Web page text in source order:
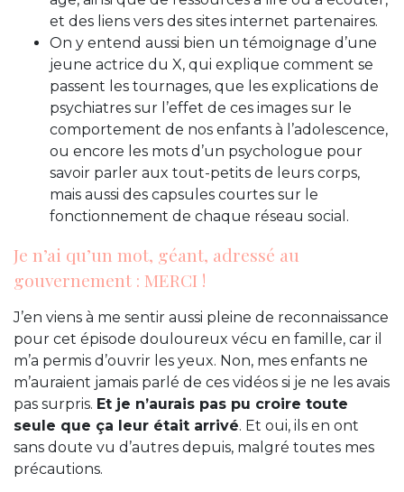
et des liens vers des sites internet partenaires.
On y entend aussi bien un témoignage d’une
jeune actrice du X, qui explique comment se
passent les tournages, que les explications de
psychiatres sur l’effet de ces images sur le
comportement de nos enfants à l’adolescence,
ou encore les mots d’un psychologue pour
savoir parler aux tout-petits de leurs corps,
mais aussi des capsules courtes sur le
fonctionnement de chaque réseau social.
Je n’ai qu’un mot, géant, adressé au
gouvernement : MERCI !
J’en viens à me sentir aussi pleine de reconnaissance
pour cet épisode douloureux vécu en famille, car il
m’a permis d’ouvrir les yeux. Non, mes enfants ne
m’auraient jamais parlé de ces vidéos si je ne les avais
pas surpris. Et je n’aurais pas pu croire toute
seule que ça leur était arrivé. Et oui, ils en ont
sans doute vu d’autres depuis, malgré toutes mes
précautions.